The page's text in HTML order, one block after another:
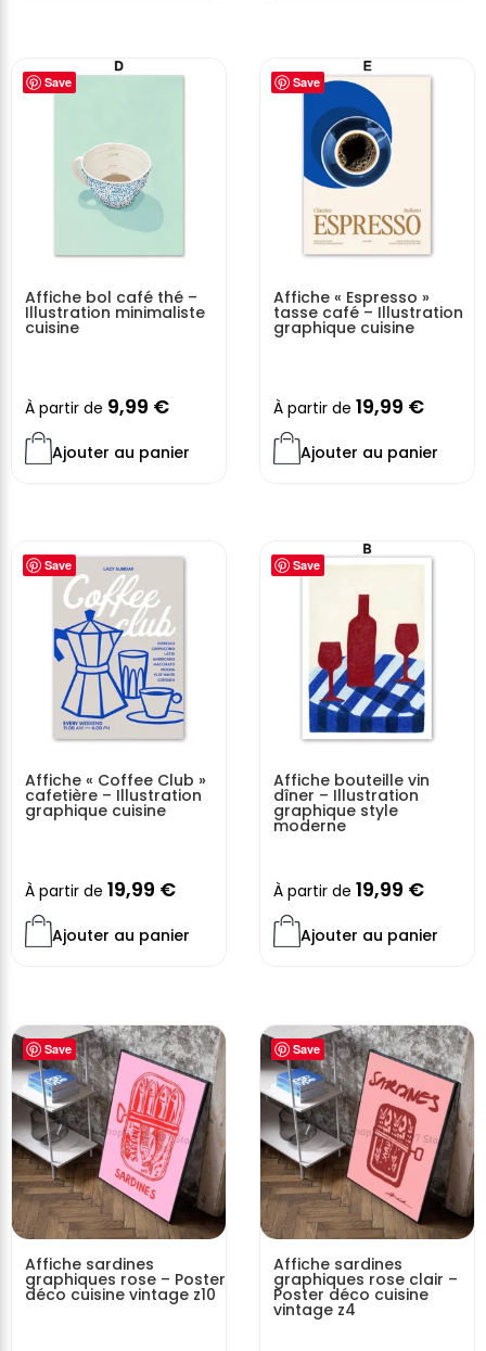
Save
Affiche bol café thé –
Illustration minimaliste
cuisine
À partir de 9,99 €
Ajouter au panier
Save
Affiche « Espresso »
tasse café – Illustration
graphique cuisine
À partir de 19,99 €
Ajouter au panier
Save
Affiche « Coffee Club »
cafetière – Illustration
graphique cuisine
À partir de 19,99 €
Ajouter au panier
Save
Affiche bouteille vin
dîner – Illustration
graphique style
moderne
À partir de 19,99 €
Ajouter au panier
Save
Affiche sardines
graphiques rose – Poster
déco cuisine vintage z10
Save
Affiche sardines
graphiques rose clair –
Poster déco cuisine
vintage z4